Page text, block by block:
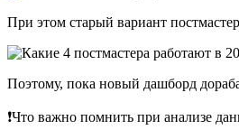
При этом старый вариант
Поэтому, пока новый дашборд
❗Что важно помнить при анализе